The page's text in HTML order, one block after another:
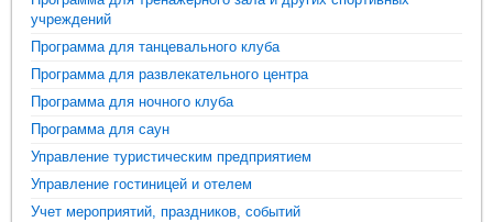
учреждений
Программа для танцевального клуба
Программа для развлекательного центра
Программа для ночного клуба
Программа для саун
Управление туристическим предприятием
Управление гостиницей и отелем
Учет мероприятий, праздников, событий